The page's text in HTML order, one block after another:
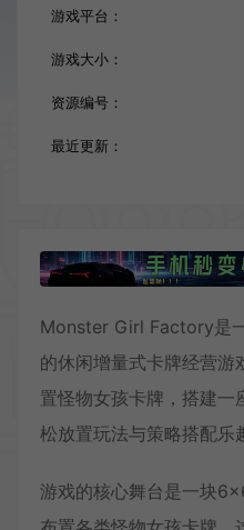
游戏平台：
游戏大小：
资源编号：
最近更新：
Monster Girl Factory是
的休闲增量式卡牌经营
置怪物女孩卡牌，搭建一
松放置玩法与策略搭配乐
游戏的核心舞台是一块